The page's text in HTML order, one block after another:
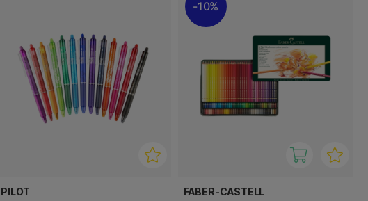
PILOT
10%
FABER-CASTELL